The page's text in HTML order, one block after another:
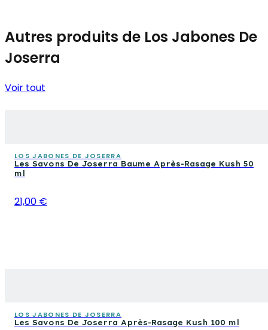
Autres produits de Los Jabones De
Joserra
Voir tout
LOS JABONES DE JOSERRA
Les Savons De Joserra Baume Après-Rasage Kush 50
ml
21,00 €
LOS JABONES DE JOSERRA
Les Savons De Joserra Après-Rasage Kush 100 ml